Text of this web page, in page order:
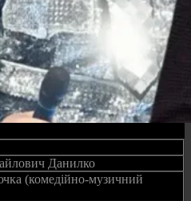
Данилко
(комедійно‑музичний